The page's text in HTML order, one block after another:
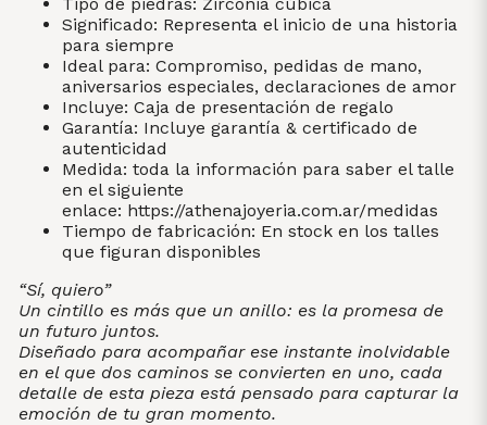
Significado: Representa el inicio de una historia
para siempre
Ideal para: Compromiso, pedidas de mano,
aniversarios especiales, declaraciones de amor
Incluye: Caja de presentación de regalo
Garantía: Incluye garantía & certificado de
autenticidad
Medida: toda la información para saber el talle
en el siguiente
enlace: https://athenajoyeria.com.ar/medidas
Tiempo de fabricación: En stock en los talles
que figuran disponibles
“Sí, quiero”
Un cintillo es más que un anillo: es la promesa de
un futuro juntos.
Diseñado para acompañar ese instante inolvidable
en el que dos caminos se convierten en uno, cada
detalle de esta pieza está pensado para capturar la
emoción de tu gran momento.